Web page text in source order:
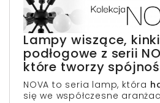
Lampy wiszące,
podłogowe z serii
które tworzy
NOVA to seria lamp, która
się we współczesne